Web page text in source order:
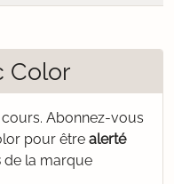
Color
Abonnez-vous
pour être alerté
de la marque